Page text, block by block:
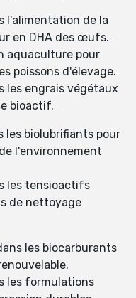
l'alimentation de la
en DHA des œufs.
aquaculture pour
poissons d'élevage.
les engrais végétaux
bioactif.
les biolubrifiants pour
l'environnement
les tensioactifs
de nettoyage
les biocarburants
les formulations